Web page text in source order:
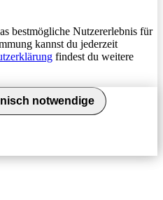
bestmögliche Nutzererlebnis für
kannst du jederzeit
findest du weitere
notwendige